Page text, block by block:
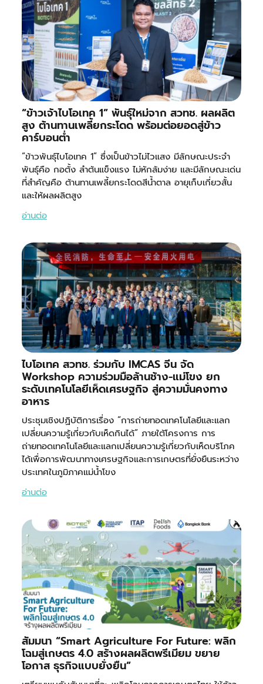
“ข้าวเจ้าไบโอเทค 1” พันธุ์ใหม่จาก สวทช. ผลผลิต
สูง ต้านทานเพลี้ยกระโดด พร้อมต่อยอดสู่ข้าว
คาร์บอนต่ำ
“ข้าวพันธุ์ไบโอเทค 1” ซึ่งเป็นข้าวไม่ไวแสง มีลักษณะประจำ
พันธุ์คือ กอตั้ง ลำต้นแข็งแรง ไม่หักล้มง่าย และมีลักษณะเด่น
ที่สำคัญคือ ต้านทานเพลี้ยกระโดดสีน้ำตาล อายุเก็บเกี่ยวสั้น
และให้ผลผลิตสูง
อ่านต่อ
ไบโอเทค สวทช. ร่วมกับ IMCAS จีน จัด
Workshop ความร่วมมือล้านช้าง-แม่โขง ยก
ระดับเทคโนโลยีเห็ดเศรษฐกิจ สู่ความมั่นคงทาง
อาหาร
ประชุมเชิงปฏิบัติการเรื่อง “การถ่ายทอดเทคโนโลยีและแลก
เปลี่ยนความรู้เกี่ยวกับเห็ดกินได้” ภายใต้โครงการ การ
ถ่ายทอดเทคโนโลยีและแลกเปลี่ยนความรู้เกี่ยวกับเห็ดบริโภค
ได้เพื่อการพัฒนาทางเศรษฐกิจและการเกษตรที่ยั่งยืนระหว่าง
ประเทศในภูมิภาคแม่น้ำโขง
อ่านต่อ
สัมมนา “Smart Agriculture For Future: พลิก
โฉมสู่เกษตร 4.0 สร้างผลผลิตพรีเมียม ขยาย
โอกาส ธุรกิจแบบยั่งยืน”